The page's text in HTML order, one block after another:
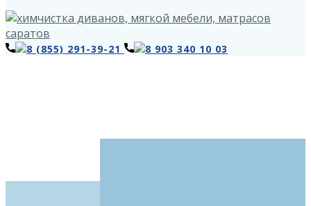
8 (855) 291-39-21 8 903 340 10 03